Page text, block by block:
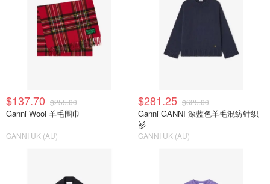
$137.70 $255.00
Ganni Wool 羊毛围巾
GANNI UK (AU)
$281.25 $625.00
Ganni GANNI 深蓝色羊毛混纺针织
衫
GANNI UK (AU)